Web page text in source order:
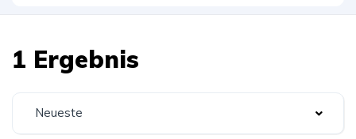
1 Ergebnis
Neueste